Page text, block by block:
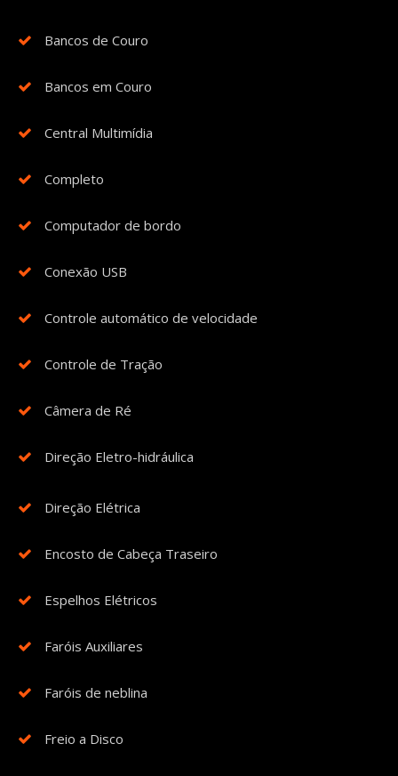
Bancos de Couro
Bancos em Couro
Central Multimídia
Completo
Computador de bordo
Conexão USB
Controle automático de velocidade
Controle de Tração
Câmera de Ré
Direção Eletro-hidráulica
Direção Elétrica
Encosto de Cabeça Traseiro
Espelhos Elétricos
Faróis Auxiliares
Faróis de neblina
Freio a Disco